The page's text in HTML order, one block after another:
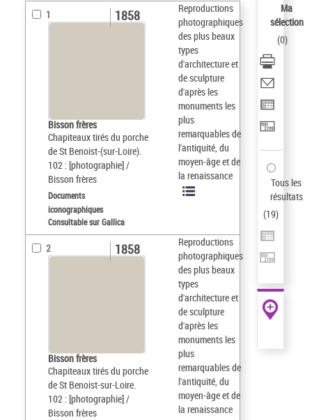
1
Bisson frères
Chapiteaux tirés du porche
de St Benoist-(sur-Loire).
102 : [photographie] /
Bisson frères
1858
Documents
iconographiques
Consultable sur Gallica
Reproductions
photographiques
des plus beaux
types
d'architecture et
de sculpture
d'après les
monuments les
plus
remarquables de
l'antiquité, du
moyen-âge et de
la renaissance
2
Bisson frères
Chapiteaux tirés du porche
de St Benoist-sur-Loire.
102 : [photographie] /
Bisson frères
1858
Reproductions
photographiques
des plus beaux
types
d'architecture et
de sculpture
d'après les
monuments les
plus
remarquables de
l'antiquité, du
moyen-âge et de
la renaissance
Ma
sélection
(0)
Tous les
résultats
(19)